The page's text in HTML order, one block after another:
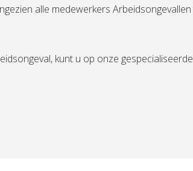
alle medewerkers
kunt u op onze